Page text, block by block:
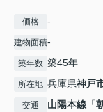
価格 -
建物面積-
築年数 築45年
所在地 兵庫県神戸
交通 山陽本線 「